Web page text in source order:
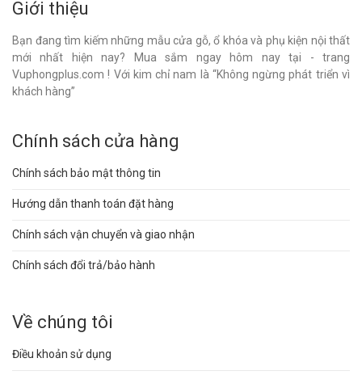
Giới thiệu
Bạn đang tìm kiếm những mẫu cửa gỗ, ổ khóa và phụ kiện nội thất
mới nhất hiện nay? Mua sắm ngay hôm nay tại - trang
Vuphongplus.com ! Với kim chỉ nam là “Không ngừng phát triển vì
khách hàng”
Chính sách cửa hàng
Chính sách bảo mật thông tin
Hướng dẫn thanh toán đặt hàng
Chính sách vận chuyển và giao nhận
Chính sách đổi trả/bảo hành
Về chúng tôi
Điều khoản sử dụng